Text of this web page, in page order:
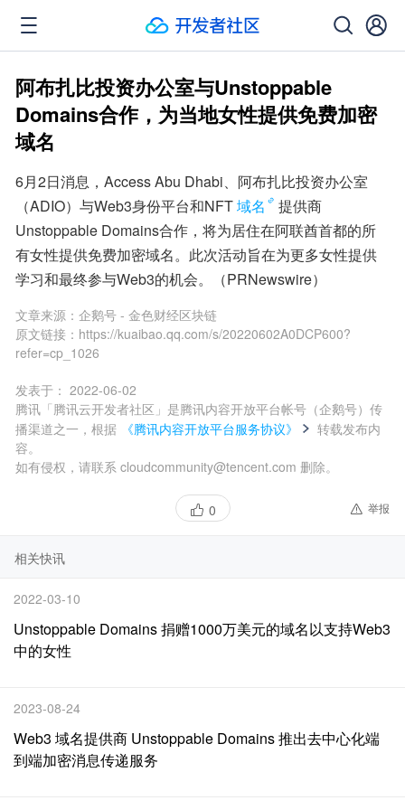
阿布扎比投资办公室与Unstoppable
Domains合作，为当地女性提供免费加密
域名
6月2日消息，Access Abu Dhabi、阿布扎比投资办公室
（ADIO）与Web3身份平台和NFT域名
提供商
Unstoppable Domains合作，将为居住在阿联酋首都的所
有女性提供免费加密域名。此次活动旨在为更多女性提供
学习和最终参与Web3的机会。（PRNewswire）
文章来源： 企鹅号 - 金色财经区块链
原文链接： https://kuaibao.qq.com/s/20220602A0DCP600?
refer=cp_1026
发表于： 2022-06-02
腾讯「腾讯云开发者社区」是腾讯内容开放平台帐号（企鹅号）传
播渠道之一，根据
《腾讯内容开放平台服务协议》
转载发布内
容。
如有侵权，请联系 cloudcommunity@tencent.com 删除。
0 举报
相关快讯
2022-03-10
Unstoppable Domains 捐赠1000万美元的域名以支持Web3
中的女性
2023-08-24
Web3 域名提供商 Unstoppable Domains 推出去中心化端
到端加密消息传递服务